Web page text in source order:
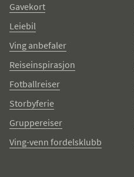
Gavekort
Leiebil
Ving anbefaler
Reiseinspirasjon
Fotballreiser
Storbyferie
Gruppereiser
Ving-venn fordelsklubb